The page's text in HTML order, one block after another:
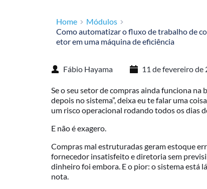
Home
Módulos
Como automatizar o fluxo de trabalho de
etor em uma máquina de eficiência
Fábio Hayama 11 de fevereiro de
Se o seu setor de compras ainda funciona na
depois no sistema”, deixa eu te falar uma
um risco operacional rodando todos os dias
E não é exagero.
Compras mal estruturadas geram estoque
fornecedor insatisfeito e diretoria sem
dinheiro foi embora. E o pior: o sistema está
nota.